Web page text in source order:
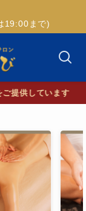
19:00まで)